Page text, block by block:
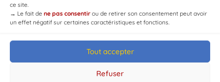
ce site.
→ Le fait de ne pas consentir ou de retirer son consentement peut avoir
un effet négatif sur certaines caractéristiques et fonctions.
Tout accepter
Refuser
© Mairie de Chaource [2004-2024] | Tous droits réservés.
Developed byWEB3-DESIGN